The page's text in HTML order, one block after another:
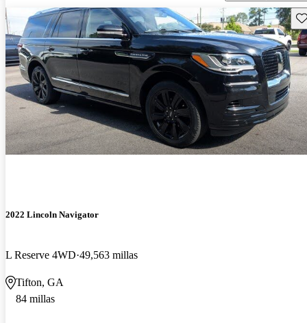
2022 Lincoln Navigator
L Reserve 4WD 49,563 millas
Tifton, GA
84 millas